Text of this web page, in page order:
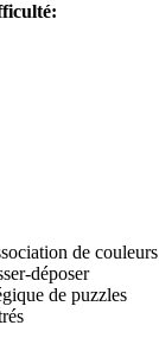
de couleurs
déposer
de puzzles